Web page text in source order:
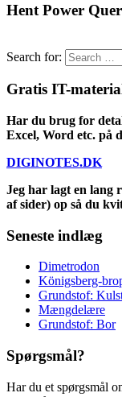
Hent Power
Search for:
Gratis IT-
Har du brug for
Excel, Word etc. på
DIGINOTES.DK
Jeg har lagt en lang
af sider) op så du
Seneste indlæg
Dimetrodon
Königsberg-
Grundstof:
Mængdelære
Grundstof: Bor
Spørgsmål?
Har du et spørgsmål